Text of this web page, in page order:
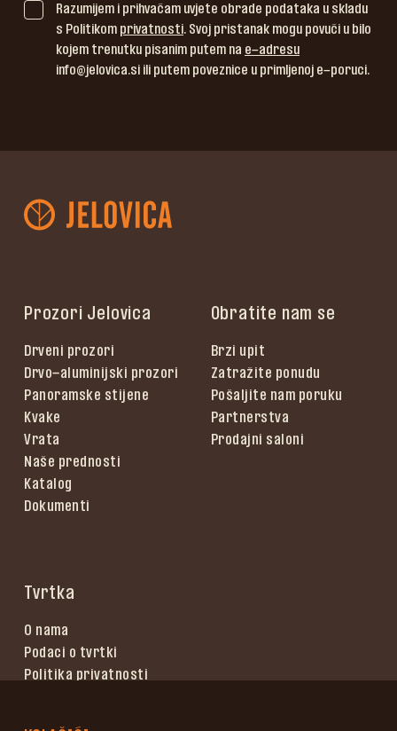
Razumijem i prihvaćam uvjete obrade podataka u skladu
s Politikom privatnosti. Svoj pristanak mogu povući u bilo
kojem trenutku pisanim putem na e-adresu
info@jelovica.si ili putem poveznice u primljenoj e-poruci.
Prozori Jelovica
Drveni prozori
Drvo-aluminijski prozori
Panoramske stijene
Kvake
Vrata
Naše prednosti
Katalog
Dokumenti
Obratite nam se
Brzi upit
Zatražite ponudu
Pošaljite nam poruku
Partnerstva
Prodajni saloni
Tvrtka
O nama
Podaci o tvrtki
Politika privatnosti